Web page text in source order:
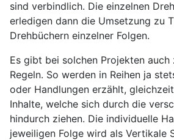
sind verbindlich. Die einzelnen
erledigen dann die Umsetzung zu
Drehbüchern einzelner Folgen.
Es gibt bei solchen Projekten auch
Regeln. So werden in Reihen ja
oder Handlungen erzählt,
Inhalte, welche sich durch die
hindurch ziehen. Die individuelle
jeweiligen Folge wird als Vertikale